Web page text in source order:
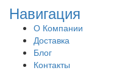
Навигация
О Компании
Доставка
Блог
Контакты